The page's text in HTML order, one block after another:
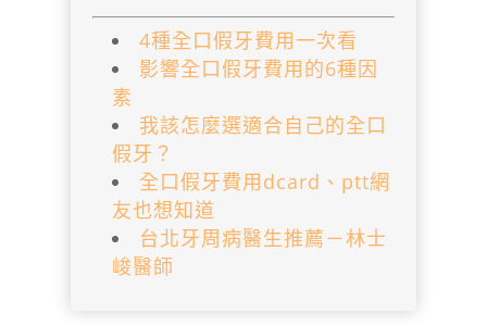
4種全口假牙費用一次看
影響全口假牙費用的6種因
素
我該怎麼選適合自己的全口
假牙？
全口假牙費用dcard、ptt網
友也想知道
台北牙周病醫生推薦－林士
峻醫師